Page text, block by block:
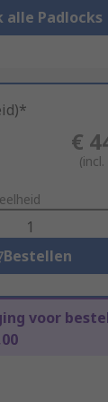
alle Padlocks
€
Bestellen
voor